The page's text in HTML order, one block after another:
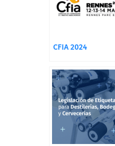
CFIA 2024